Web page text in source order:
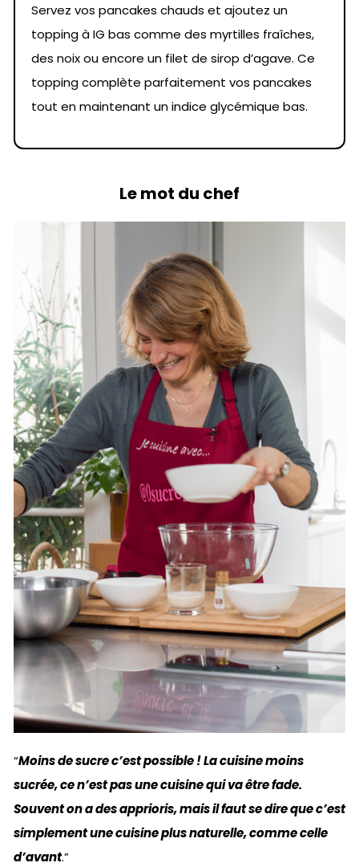
Servez vos pancakes chauds et ajoutez un
topping à IG bas comme des myrtilles fraîches,
des noix ou encore un filet de sirop d’agave. Ce
topping complète parfaitement vos pancakes
tout en maintenant un indice glycémique bas.
“Moins de sucre c’est possible ! La cuisine moins
sucrée, ce n’est pas une cuisine qui va être fade.
Souvent on a des apprioris, mais il faut se dire que c’est
simplement une cuisine plus naturelle, comme celle
d’avant.”
Le mot du chef